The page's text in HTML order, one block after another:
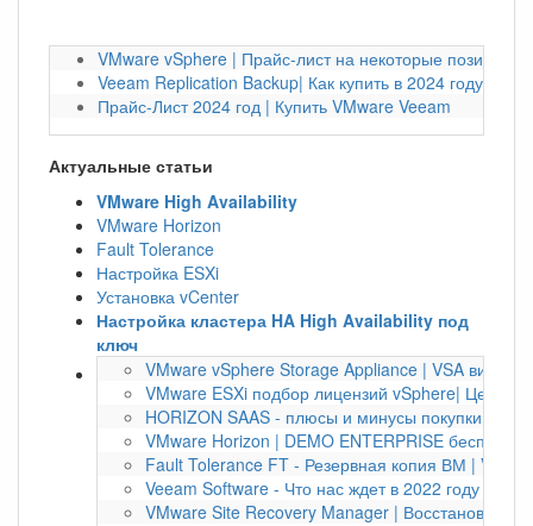
VMware vSphere | Прайс-лист на некоторые позиции
Veeam Replication Backup| Как купить в 2024 году?
Прайс-Лист 2024 год | Купить VMware Veeam
Актуальные статьи
VMware High Availability
VMware Horizon
Fault Tolerance
Настройка ESXi
Установка vCenter
Настройка кластера HA High Availability под
ключ
VMware vSphere Storage Appliance | VSA
VMware ESXi подбор лицензий vSphere| Цена
HORIZON SAAS - плюсы и минусы покупки по
VMware Horizon | DEMO ENTERPRISE
Fault Tolerance FT - Резервная копия ВМ |
Veeam Software - Что нас ждет в 2022 году |
VMware Site Recovery Manager | Восстановление